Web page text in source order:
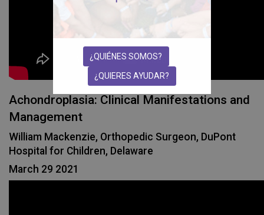
Achondroplasia: Clinical Manifestations and
Management
William Mackenzie, Orthopedic Surgeon, DuPont
Hospital for Children, Delaware
March 29 2021
¿QUIÉNES SOMOS?
¿QUIERES AYUDAR?